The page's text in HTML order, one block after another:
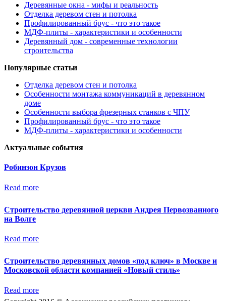
Деревянные окна - мифы и реальность
Отделка деревом стен и потолка
Профилированный брус - что это такое
МДФ-плиты - характеристики и особенности
Деревянный дом - современные технологии
строительства
Популярные статьи
Отделка деревом стен и потолка
Особенности монтажа коммуникаций в деревянном
доме
Особенности выбора фрезерных станков с ЧПУ
Профилированный брус - что это такое
МДФ-плиты - характеристики и особенности
Актуальные события
Робинзон Крузов
Read more
Строительство деревянной церкви Андрея Первозванного
на Волге
Read more
Строительство деревянных домов «под ключ» в Москве и
Московской области компанией «Новый стиль»
Read more